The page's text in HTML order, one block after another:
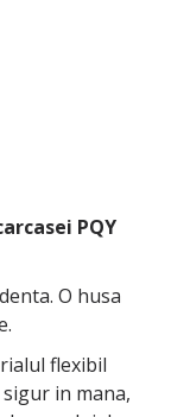
PQY
O husa
flexibil
in mana,